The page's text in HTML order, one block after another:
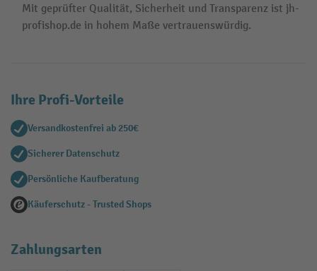
Mit geprüfter Qualität, Sicherheit und Transparenz ist jh-
profishop.de in hohem Maße vertrauenswürdig.
Ihre Profi-Vorteile
Versandkostenfrei ab 250€
Sicherer Datenschutz
Persönliche Kaufberatung
Käuferschutz - Trusted Shops
Zahlungsarten